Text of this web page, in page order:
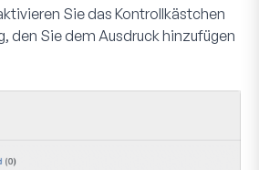
Sie das Kontrollkästchen
den Sie dem Ausdruck hinzufügen